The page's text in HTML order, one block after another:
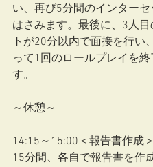
い、再び5分間のインター
はさみます。最後に、3人目
トが20分以内で面接を行い
って1回のロールプレイを終
す。
～休憩～
14:15～15:00＜報告書作成＞
15分間、各自で報告書を作